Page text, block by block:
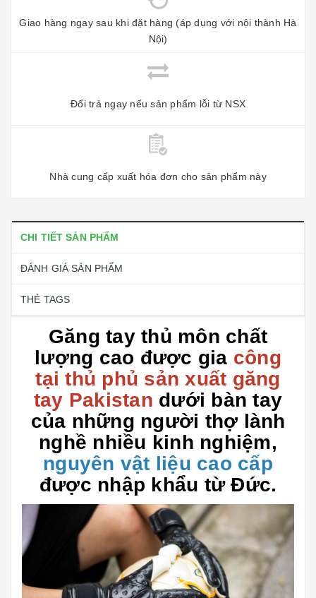
Giao hàng ngay sau khi đặt hàng (áp dụng với nội thành Hà
Nội)
Đổi trả ngay nếu sản phẩm lỗi từ NSX
Nhà cung cấp xuất hóa đơn cho sản phẩm này
CHI TIẾT SẢN PHẨM
ĐÁNH GIÁ SẢN PHẨM
THẺ TAGS
Găng tay thủ môn chất
lượng cao được gia công
tại thủ phủ sản xuất găng
tay Pakistan dưới bàn tay
của những người thợ lành
nghề nhiều kinh nghiệm,
nguyên vật liệu cao cấp
được nhập khẩu từ Đức.